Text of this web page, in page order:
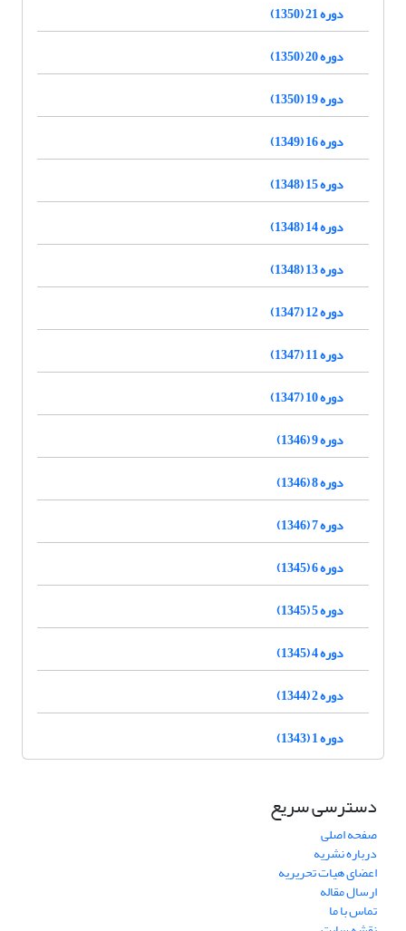
دوره 21 (1350)
دوره 20 (1350)
دوره 19 (1350)
دوره 16 (1349)
دوره 15 (1348)
دوره 14 (1348)
دوره 13 (1348)
دوره 12 (1347)
دوره 11 (1347)
دوره 10 (1347)
دوره 9 (1346)
دوره 8 (1346)
دوره 7 (1346)
دوره 6 (1345)
دوره 5 (1345)
دوره 4 (1345)
دوره 2 (1344)
دوره 1 (1343)
دسترسی سریع
صفحه اصلی
درباره نشریه
اعضای هیات تحریریه
ارسال مقاله
تماس با ما